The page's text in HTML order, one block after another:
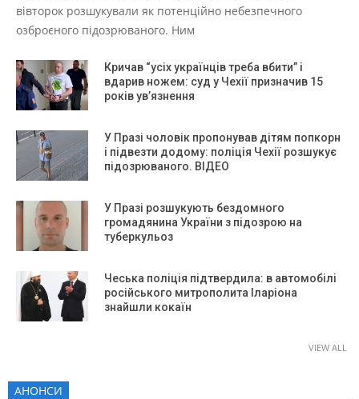
вівторок розшукували як потенційно небезпечного
озброєного підозрюваного. Ним
Кричав “усіх українців треба вбити” і
вдарив ножем: суд у Чехії призначив 15
років ув’язнення
У Празі чоловік пропонував дітям попкорн
і підвезти додому: поліція Чехії розшукує
підозрюваного. ВІДЕО
У Празі розшукують бездомного
громадянина України з підозрою на
туберкульоз
Чеська поліція підтвердила: в автомобілі
російського митрополита Іларіона
знайшли кокаїн
VIEW ALL
АНОНСИ